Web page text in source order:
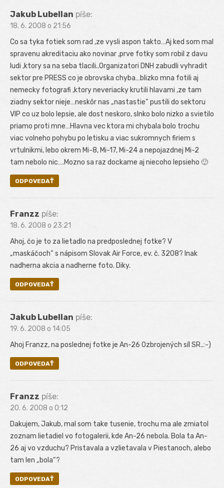
Jakub Lubellan píše:
18. 6. 2008 o 21:56
Co sa tyka fotiek som rad ,ze vysli aspon takto…Aj ked som mal
spravenu akreditaciu ako novinar ,prve fotky som robil z davu
ludi ,ktory sa na seba tlacili..Organizatori DNH zabudli vyhradit
sektor pre PRESS co je obrovska chyba…blizko mna fotili aj
nemecky fotografi ,ktory neveriacky krutili hlavami ,ze tam
ziadny sektor nieje…neskôr nas „nastastie“ pustili do sektoru
VIP co uz bolo lepsie, ale dost neskoro, slnko bolo nizko a svietilo
priamo proti mne…Hlavna vec ktora mi chybala bolo trochu
viac volneho pohybu po letisku a viac sukromnych firiem s
vrtulnikmi, lebo okrem Mi-8, Mi-17, Mi-24 a nepojazdnej Mi-2
tam nebolo nic….Mozno sa raz dockame aj niecoho lepsieho 🙂
ODPOVEDAŤ
Franzz píše:
18. 6. 2008 o 23:21
Ahoj, čo je to za lietadlo na predposlednej fotke? V
„maskáčoch“ s nápisom Slovak Air Force, ev. č. 3208? Inak
nadherna akcia a nadherne foto. Diky.
ODPOVEDAŤ
Jakub Lubellan píše:
19. 6. 2008 o 14:05
Ahoj Franzz, na poslednej fotke je An-26 Ozbrojených síl SR..:-)
ODPOVEDAŤ
Franzz píše:
20. 6. 2008 o 0:12
Dakujem, Jakub, mal som take tusenie, trochu ma ale zmiatol
zoznam lietadiel vo fotogalerii, kde An-26 nebola. Bola ta An-
26 aj vo vzduchu? Pristavala a vzlietavala v Piestanoch, alebo
tam len „bola“?
ODPOVEDAŤ